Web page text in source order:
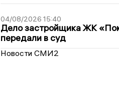
04/08/2026 15:40
Дело застройщика ЖК
передали в суд
Новости СМИ2